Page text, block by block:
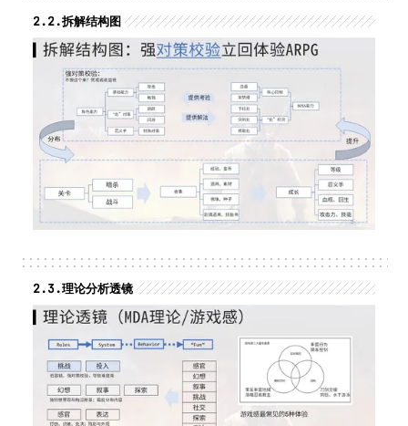
2.2.拆解结构图
2.3.理论分析透镜